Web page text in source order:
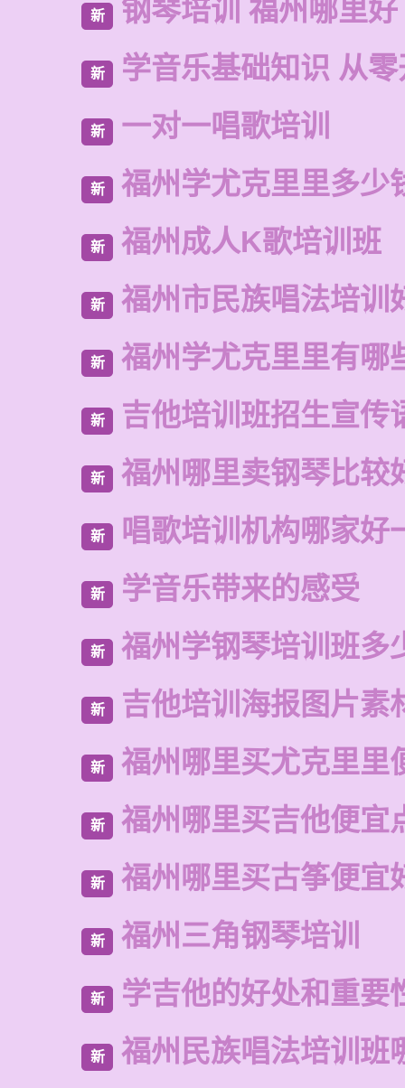
新 钢琴培训 福州哪里好
新 学音乐基础知识 从
新 一对一唱歌培训
新 福州学尤克里里多少
新 福州成人K歌培训班
新 福州市民族唱法培训
新 福州学尤克里里有哪
新 吉他培训班招生宣传
新 福州哪里卖钢琴比较
新 唱歌培训机构哪家好
新 学音乐带来的感受
新 福州学钢琴培训班多
新 吉他培训海报图片素
新 福州哪里买尤克里里
新 福州哪里买吉他便宜
新 福州哪里买古筝便宜
新 福州三角钢琴培训
新 学吉他的好处和重要
新 福州民族唱法培训班